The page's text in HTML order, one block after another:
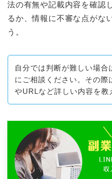
法の有無や記載内容を確認
るか、情報に不審な点がな
う。
自分では判断が難しい場合
にご相談ください。その際
やURLなど詳しい内容を教